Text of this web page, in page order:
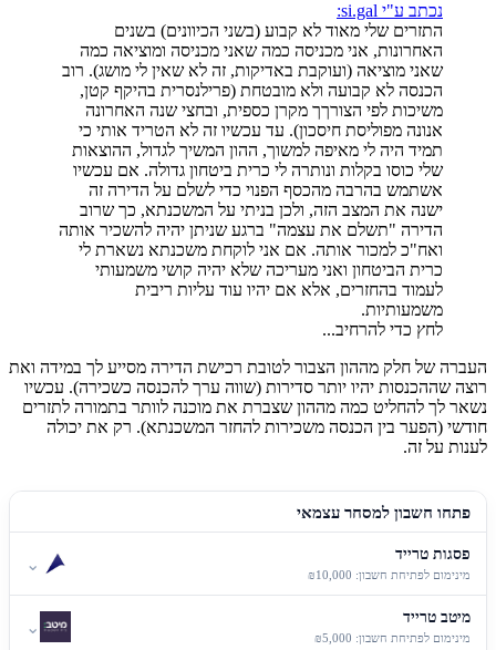
נכתב ע"י si.gal:
התזרים שלי מאוד לא קבוע (בשני הכיוונים) בשנים
האחרונות, אני מכניסה כמה שאני מכניסה ומוציאה כמה
שאני מוציאה (ועוקבת באדיקות, זה לא שאין לי מושג). רוב
הכנסה לא קבועה ולא מובטחת (פרילנסרית בהיקף קטן,
משיכות לפי הצורךך מקרן כספית, ובחצי שנה האחרונה
אנונה מפוליסת חיסכון). עד עכשיו זה לא הטריד אותי כי
תמיד היה לי מאיפה למשוך, ההון המשיך לגדול, ההוצאות
שלי כוסו בקלות ונותרה לי כרית ביטחון גדולה. אם עכשיו
אשתמש בהרבה מהכסף הפנוי כדי לשלם על הדירה זה
ישנה את המצב הזה, ולכן בניתי על המשכנתא, כך שרוב
הדירה "תשלם את עצמה" ברגע שניתן יהיה להשכיר אותה
ואח"כ למכור אותה. אם אני לוקחת משכנתא נשארת לי
כרית הביטחון ואני מעריכה שלא יהיה קושי משמעותי
לעמוד בהחזרים, אלא אם יהיו עוד עליות ריבית
משמעותיות.
לחץ כדי להרחיב...
העברה של חלק מההון הצבור לטובת רכישת הדירה מסייע לך במידה ואת
רוצה שההכנסות יהיו יותר סדירות (שווה ערך להכנסה כשכירה). עכשיו
נשאר לך להחליט כמה מההון שצברת את מוכנה לוותר בתמורה לתזרים
חודשי (הפער בין הכנסה משכירות להחזר המשכנתא). רק את יכולה
לענות על זה.
פתחו חשבון למסחר עצמאי
פסגות טרייד
מינימום לפתיחת חשבון: ₪10,000
⌄
מיטב טרייד
מינימום לפתיחת חשבון: ₪5,000
⌄